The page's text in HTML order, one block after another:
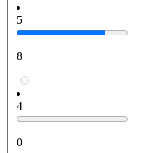
5
8
4
0